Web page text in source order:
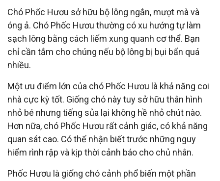
Chó Phốc Hươu sở hữu bộ lông ngắn, mượt mà và
óng ả. Chó Phốc Hươu thường có xu hướng tự làm
sạch lông bằng cách liếm xung quanh cơ thể. Bạn
chỉ cần tắm cho chúng nếu bộ lông bị bụi bẩn quá
nhiều.
Một ưu điểm lớn của chó Phốc Hươu là khả năng coi
nhà cực kỳ tốt. Giống chó này tuy sở hữu thân hình
nhỏ bé nhưng tiếng sủa lại không hề nhỏ chút nào.
Hơn nữa, chó Phốc Hươu rất cảnh giác, có khả năng
quan sát cao. Có thể nhận biết trước những nguy
hiểm rình rập và kịp thời cảnh báo cho chủ nhân.
Phốc Hươu là giống chó cảnh phổ biến một phần